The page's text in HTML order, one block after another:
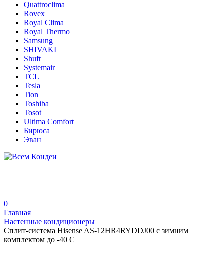
Quattroclima
Rovex
Royal Clima
Royal Thermo
Samsung
SHIVAKI
Shuft
Systemair
TCL
Tesla
Tion
Toshiba
Tosot
Ultima Comfort
Бирюса
Эван
0
Главная
Настенные кондиционеры
Сплит-система Hisense AS-12HR4RYDDJ00 с зимним
комплектом до -40 С